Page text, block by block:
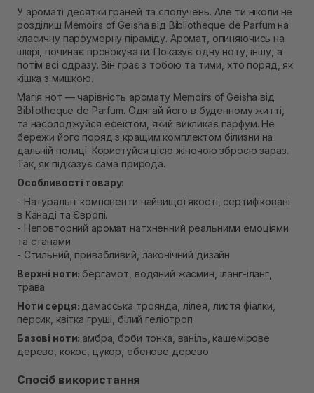
У ароматі десятки граней та сполучень. Але ти ніколи не
розділиш Memoirs of Geisha від Bibliotheque de Parfum на
класичну парфумерну піраміду. Аромат, опиняючись на
шкірі, починає провокувати. Показує одну ноту, іншу, а
потім всі одразу. Він грає з тобою та тими, хто поряд, як
кішка з мишкою.
Магія нот — чарівність аромату Memoirs of Geisha від
Bibliotheque de Parfum. Одягай його в буденному житті,
та насолоджуйся ефектом, який викликає парфум. Не
бережи його поряд з кращим комплектом білизни на
дальній полиці. Користуйся цією жіночою зброєю зараз.
Так, як підказує сама природа.
Особливості товару:
- Натуральні компоненти найвищої якості, сертифіковані
в Канаді та Європі.
- Неповторний аромат натхненний реальними емоціями
та станами
- Стильний, привабливий, лаконічний дизайн
Верхні ноти: бергамот, водяний жасмин, іланг-іланг,
трава
Ноти серця: дамасська троянда, лілея, листя фіалки,
персик, квітка груші, білий геліотроп
Базові ноти: амбра, боби тонка, ваніль, кашемірове
дерево, кокос, цукор, ебенове дерево
Спосіб використання